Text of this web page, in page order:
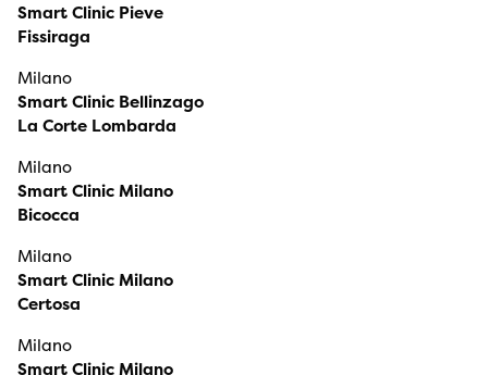
Smart Clinic Pieve
Fissiraga
Milano
Smart Clinic Bellinzago
La Corte Lombarda
Milano
Smart Clinic Milano
Bicocca
Milano
Smart Clinic Milano
Certosa
Milano
Smart Clinic Milano